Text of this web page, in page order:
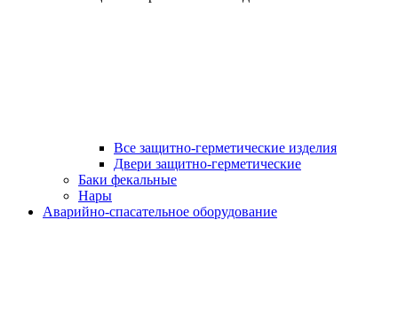
Все защитно-герметические изделия
Двери защитно-герметические
Баки фекальные
Нары
Аварийно-спасательное оборудование